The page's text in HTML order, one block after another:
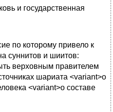
и государственная
по которому привело к
суннитов и шиитов:
верховным правителем
шариата <variant>о
<variant>о составе